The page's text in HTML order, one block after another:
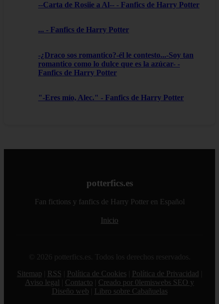
--Carta de Rosiie a Al-- - Fanfics de Harry Potter
... - Fanfics de Harry Potter
-¿Draco sos romantico?-él le contesto...-Soy tan
romantico como lo dulce que es la azúcar- -
Fanfics de Harry Potter
"-Eres mío, Alec." - Fanfics de Harry Potter
potterfics.es
Fan fictions y fanfics de Harry Potter en Español
Inicio
© 2026 potterfics.es. Todos los derechos reservados.
Sitemap
RSS Política de Cookies Política de Privacidad
Aviso legal
Contacto
Creado por 0lemiswebs SEO y
Diseño web
Libro sobre Cabañuelas